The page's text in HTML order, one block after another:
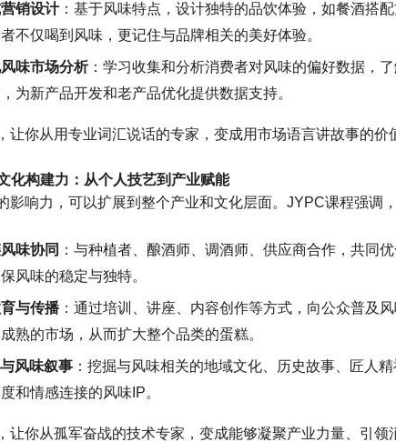
销设计：基于风味特点，设计独特的品饮体验，如餐酒搭
不仅喝到风味，更记住与品牌相关的美好体验。
味市场分析：学习收集和分析消费者对风味的偏好数据，
为新产品开发和老产品优化提供数据支持。
让你从用专业词汇说话的专家，变成用市场语言讲故事的
化构建力：从个人技艺到产业赋能
影响力，可以扩展到整个产业和文化层面。 JYPC课程强调
味协同 ：与种植者、酿酒师、调酒师、供应商合作，共同
风味的稳定与独特。
与传播 ：通过培训、讲座、内容创作等方式，向公众普及
熟的市场，从而扩大整个品类的蛋糕。
与风味叙事 ：挖掘与风味相关的地域文化、历史故事、匠人
和情感连接的风味 IP。
让你从孤军奋战的技术专家，变成能够凝聚产业力量、引领